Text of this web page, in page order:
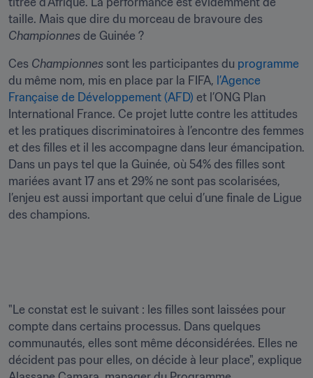
Championnes de Guinée ?
Ces Championnes sont les participantes du programme
du même nom, mis en place par la FIFA, l’Agence
Française de Développement (AFD) et l’ONG Plan
International France. Ce projet lutte contre les attitudes
et les pratiques discriminatoires à l’encontre des femmes
et des filles et il les accompagne dans leur émancipation.
Dans un pays tel que la Guinée, où 54% des filles sont
mariées avant 17 ans et 29% ne sont pas scolarisées,
l’enjeu est aussi important que celui d’une finale de Ligue
des champions.
"Le constat est le suivant : les filles sont laissées pour
compte dans certains processus. Dans quelques
communautés, elles sont même déconsidérées. Elles ne
décident pas pour elles, on décide à leur place", explique